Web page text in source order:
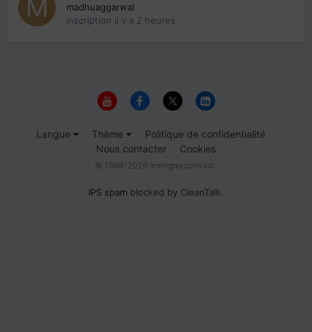
madhuaggarwal
Inscription il y a 2 heures
Langue Thème
Politique de confidentialité
Nous contacter
Cookies
© 1999-2026 Immigrer.com Inc.
IPS spam blocked by CleanTalk.